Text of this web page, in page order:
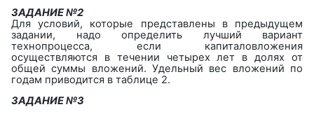
ЗАДАНИЕ №2
Для условий, которые представлены в предыдущем
задании, надо определить лучший вариант
технопроцесса, если капиталовложения
осуществляются в течении четырех лет в долях от
общей суммы вложений. Удельный вес вложений по
годам приводится в таблице 2.
ЗАДАНИЕ №3